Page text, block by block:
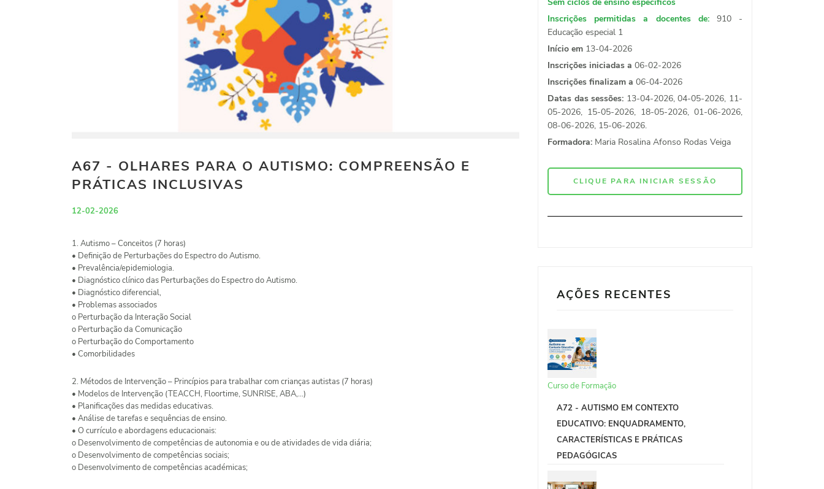
A67 - OLHARES PARA O AUTISMO: COMPREENSÃO E
PRÁTICAS INCLUSIVAS
12-02-2026
1. Autismo – Conceitos (7 horas)
• Definição de Perturbações do Espectro do Autismo.
• Prevalência/epidemiologia.
• Diagnóstico clínico das Perturbações do Espectro do Autismo.
• Diagnóstico diferencial,
• Problemas associados
o Perturbação da Interação Social
o Perturbação da Comunicação
o Perturbação do Comportamento
• Comorbilidades
2. Métodos de Intervenção – Princípios para trabalhar com crianças autistas (7 horas)
• Modelos de Intervenção (TEACCH, Floortime, SUNRISE, ABA,...)
• Planificações das medidas educativas.
• Análise de tarefas e sequências de ensino.
• O currículo e abordagens educacionais:
o Desenvolvimento de competências de autonomia e ou de atividades de vida diária;
o Desenvolvimento de competências sociais;
o Desenvolvimento de competências académicas;
Inscrições permitidas a docentes de: 910 -
Educação especial 1
Início em 13-04-2026
Inscrições iniciadas a 06-02-2026
Inscrições finalizam a 06-04-2026
Datas das sessões: 13-04-2026, 04-05-2026, 11-
05-2026, 15-05-2026, 18-05-2026, 01-06-2026,
08-06-2026, 15-06-2026.
Formadora: Maria Rosalina Afonso Rodas Veiga
CLIQUE PARA INICIAR SESSÃO
AÇÕES RECENTES
Curso de Formação
A72 - AUTISMO EM CONTEXTO
EDUCATIVO: ENQUADRAMENTO,
CARACTERÍSTICAS E PRÁTICAS
PEDAGÓGICAS